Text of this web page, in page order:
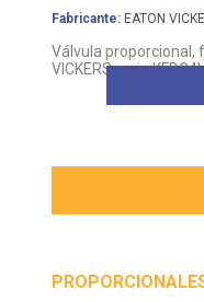
Fabricante: EATON
Válvula proporcional,
VICKERS serie